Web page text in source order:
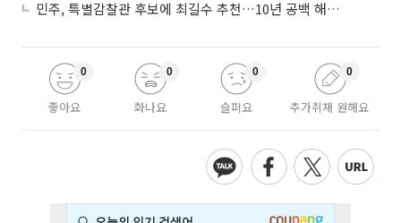
민주, 특별감찰관 후보에 최길수 추천…10년 공백 해소 속도
좋아요
0
화나요
0
슬퍼요
0
추가취재 원해요
0